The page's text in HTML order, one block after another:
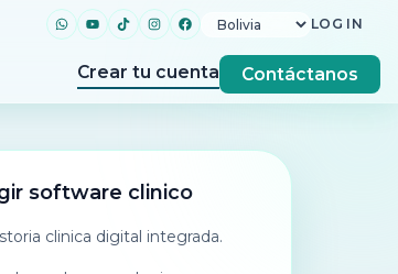
LOG IN
Crear tu cuenta Contáctanos
software clinico
clinica digital integrada.